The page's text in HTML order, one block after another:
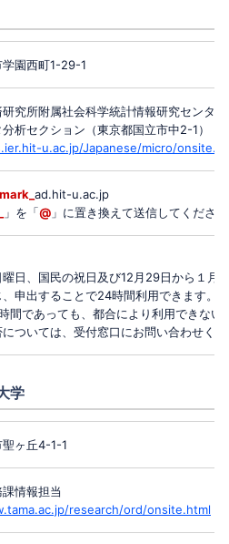
園西町1-29-1
究所附属社会科学統計情報研究センター
析セクション（東京都国立市中2-1）
u.ac.jp/Japanese/micro/
ad.hit-u.ac.jp
」を「@ 」に置き換えて送信してくださ
曜日、国民の祝日及び12月29日から１月
申出することで24時間利用できます。）
間であっても、都合により利用できない
ついては、受付窓口にお問い合わせく
学
ヶ丘4-1-1
情報担当
research/ord/onsite.html